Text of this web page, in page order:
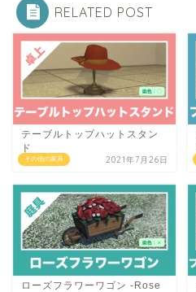
RELATED POST
その他の家具
テーブルトップハットスタン
ド
2021年7月26日
ローズフラワーワゴン -Rose